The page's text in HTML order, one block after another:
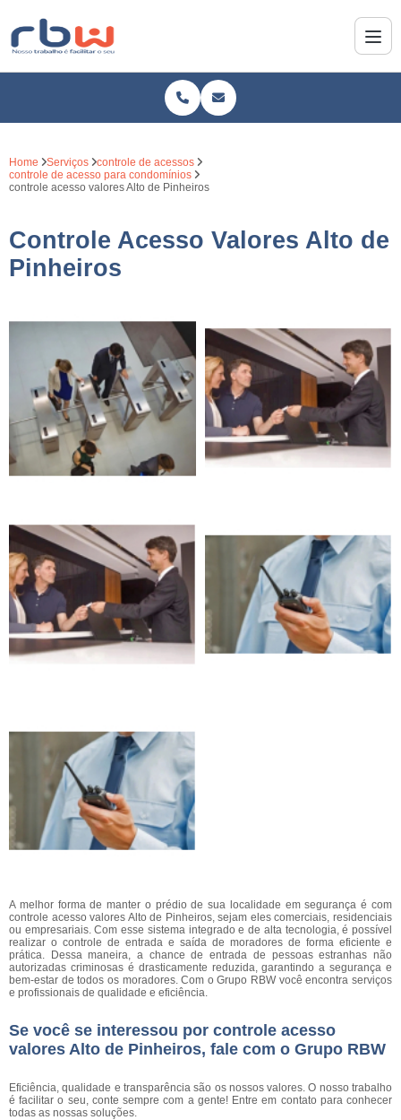
Home Serviços
controle de acessos
controle de acesso para condomínios
controle acesso valores Alto de Pinheiros
Controle Acesso Valores Alto de
Pinheiros
A melhor forma de manter o prédio de sua localidade em segurança é com
controle acesso valores Alto de Pinheiros, sejam eles comerciais, residenciais
ou empresariais. Com esse sistema integrado e de alta tecnologia, é possível
realizar o controle de entrada e saída de moradores de forma eficiente e
prática. Dessa maneira, a chance de entrada de pessoas estranhas não
autorizadas criminosas é drasticamente reduzida, garantindo a segurança e
bem-estar de todos os moradores. Com o Grupo RBW você encontra serviços
e profissionais de qualidade e eficiência.
Se você se interessou por controle acesso
valores Alto de Pinheiros, fale com o Grupo RBW
Eficiência, qualidade e transparência são os nossos valores. O nosso trabalho
é facilitar o seu, conte sempre com a gente! Entre em contato para conhecer
todas as nossas soluções.